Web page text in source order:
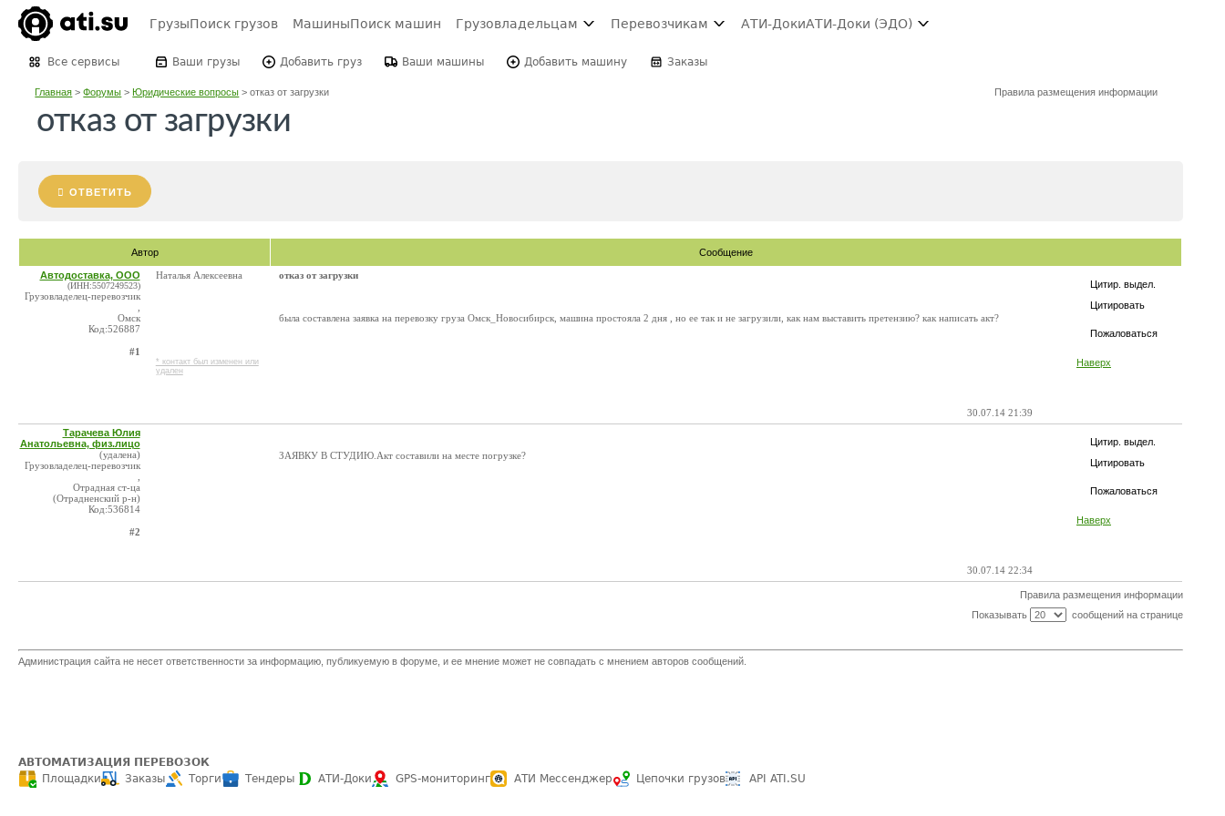
ГрузыПоиск грузов МашиныПоиск машин Грузовладельцам Перевозчикам АТИ-ДокиАТИ-Доки (ЭДО)
Все сервисы Ваши грузы Добавить груз Ваши машины Добавить машину Заказы
Главная >Форумы >Юридические вопросы >отказ от загрузки Правила размещения информации
отказ от загрузки
ОТВЕТИТЬ
Автор Сообщение
Цитир. выдел.
Цитировать
Пожаловаться
Наверх
Автодоставка, ООО
(ИНН:5507249523)
Грузовладелец-перевозчик
Омск
Код:526887
#1
Наталья Алексеевна
* контакт был изменен или
удален
отказ от загрузки
была составлена заявка на перевозку груза Омск_Новосибирск, машина простояла 2 дня , но ее так и не загрузили, как нам выставить претензию? как написать акт?
30.07.14 21:39
Цитир. выдел.
Цитировать
Пожаловаться
Наверх
Тарачева Юлия
Анатольевна, физ.лицо
(удалена)
Грузовладелец-перевозчик
Отрадная ст-ца
(Отрадненский р-н)
Код:536814
#2
ЗАЯВКУ В СТУДИЮ.Акт составили на месте погрузке?
30.07.14 22:34
Правила размещения информации
Показывать
сообщений на странице
Администрация сайта не несет ответственности за информацию, публикуемую в форуме, и ее мнение может не совпадать с мнением авторов сообщений.
АВТОМАТИЗАЦИЯ ПЕРЕВОЗОК
Площадки
Заказы Торги Тендеры АТИ-Доки GPS-мониторинг АТИ Мессенджер Цепочки грузов API ATI.SU